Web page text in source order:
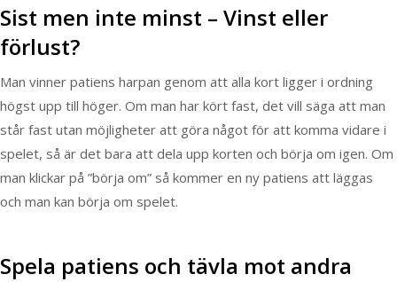
Sist men inte minst – Vinst eller
förlust?
Man vinner patiens harpan genom att alla kort ligger i ordning
högst upp till höger. Om man har kört fast, det vill säga att man
står fast utan möjligheter att göra något för att komma vidare i
spelet, så är det bara att dela upp korten och börja om igen. Om
man klickar på ”börja om” så kommer en ny patiens att läggas
och man kan börja om spelet.
Spela patiens och tävla mot andra